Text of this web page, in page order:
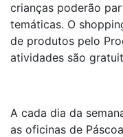
crianças poderão
temáticas. O
de produtos pelo
atividades são
A cada dia da
as oficinas de